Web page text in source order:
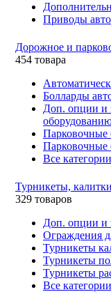
Приводы
Дорожное и
454 товара
Болларды
Доп. опции и
Парковочные
Парковочные
Все категории
Турникеты,
329 товаров
Доп. опции и
Ограждения
Турникеты
Турникеты
Турникеты
Все категории